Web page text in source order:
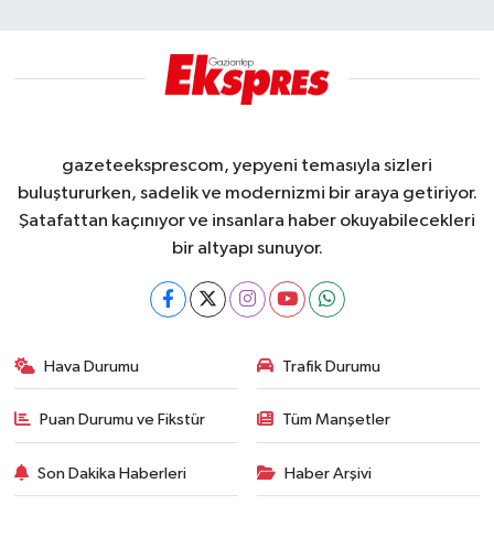
gazeteeksprescom, yepyeni temasıyla sizleri
buluştururken, sadelik ve modernizmi bir araya getiriyor.
Şatafattan kaçınıyor ve insanlara haber okuyabilecekleri
bir altyapı sunuyor.
Hava Durumu Trafik Durumu
Puan Durumu ve Fikstür Tüm Manşetler
Son Dakika Haberleri Haber Arşivi